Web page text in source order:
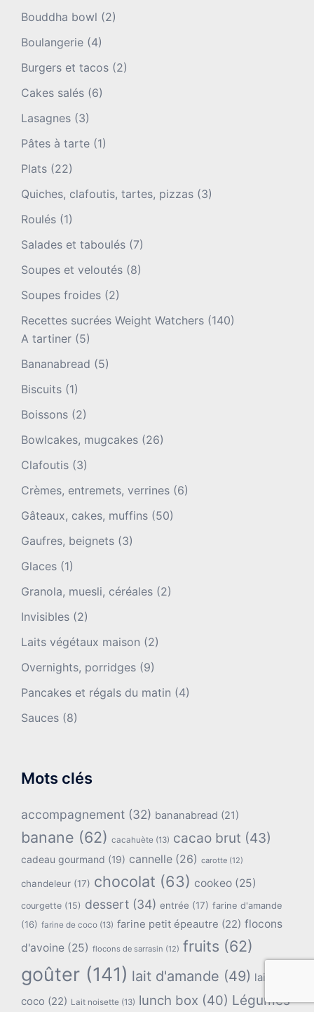
Bouddha bowl (2)
Boulangerie (4)
Burgers et tacos (2)
Cakes salés (6)
Lasagnes (3)
Pâtes à tarte (1)
Plats (22)
Quiches, clafoutis, tartes, pizzas (3)
Roulés (1)
Salades et taboulés (7)
Soupes et veloutés (8)
Soupes froides (2)
Recettes sucrées Weight Watchers (140)
A tartiner (5)
Bananabread (5)
Biscuits (1)
Boissons (2)
Bowlcakes, mugcakes (26)
Clafoutis (3)
Crèmes, entremets, verrines (6)
Gâteaux, cakes, muffins (50)
Gaufres, beignets (3)
Glaces (1)
Granola, muesli, céréales (2)
Invisibles (2)
Laits végétaux maison (2)
Overnights, porridges (9)
Pancakes et régals du matin (4)
Sauces (8)
Mots clés
accompagnement (32) bananabread (21)
banane (62) cacahuète (13) cacao brut (43)
cadeau gourmand (19) cannelle (26) carotte (12)
chandeleur (17) chocolat (63) cookeo (25)
courgette (15) dessert (34) entrée (17) farine d'amande
(16) farine de coco (13) farine petit épeautre (22) flocons
d'avoine (25) flocons de sarrasin (12) fruits (62)
goûter (141) lait d'amande (49)
lait de
coco (22) Lait noisette (13) lunch box (40) Légumes